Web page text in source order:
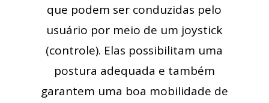
que podem ser conduzidas pelo
usuário por meio de um joystick
(controle). Elas possibilitam uma
postura adequada e também
garantem uma boa mobilidade de